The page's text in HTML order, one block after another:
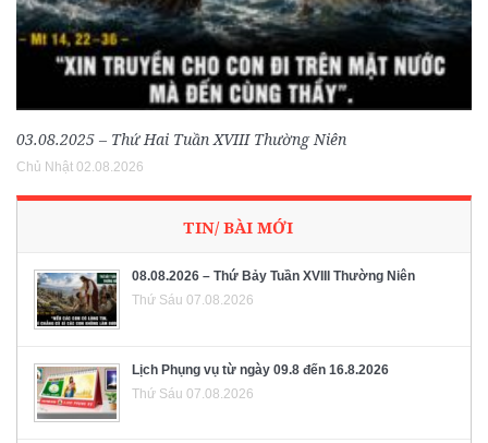
03.08.2025 – Thứ Hai Tuần XVIII Thường Niên
Chủ Nhật 02.08.2026
TIN/ BÀI MỚI
08.08.2026 – Thứ Bảy Tuần XVIII Thường Niên
Thứ Sáu 07.08.2026
Lịch Phụng vụ từ ngày 09.8 đến 16.8.2026
Thứ Sáu 07.08.2026